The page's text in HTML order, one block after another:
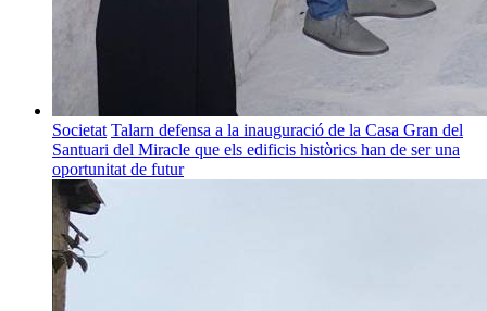
Societat Talarn defensa a la inauguració de la Casa Gran del
Santuari del Miracle que els edificis històrics han de ser una
oportunitat de futur